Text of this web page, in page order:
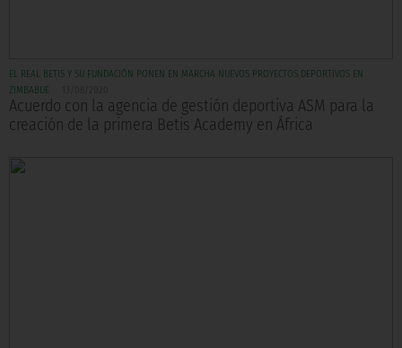
EL REAL BETIS Y SU FUNDACIÓN PONEN EN MARCHA NUEVOS PROYECTOS DEPORTIVOS EN
ZIMBABUE
Acuerdo con la agencia de gestión deportiva ASM para la
creación de la primera Betis Academy en África